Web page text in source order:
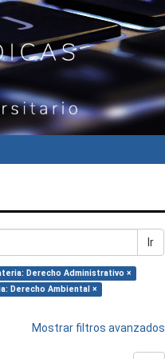
Ir
Derecho Administrativo ×
Derecho Ambiental ×
Mostrar filtros avanzados